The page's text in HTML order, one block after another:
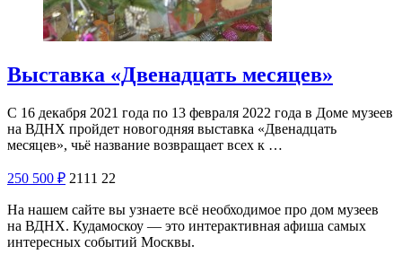
Выставка «Двенадцать месяцев»
С 16 декабря 2021 года по 13 февраля 2022 года в Доме музеев
на ВДНХ пройдет новогодняя выставка «Двенадцать
месяцев», чьё название возвращает всех к …
250 500 ₽ 2111 22
На нашем сайте вы узнаете всё необходимое про дом музеев
на ВДНХ. Кудамоскоу — это интерактивная афиша самых
интересных событий Москвы.